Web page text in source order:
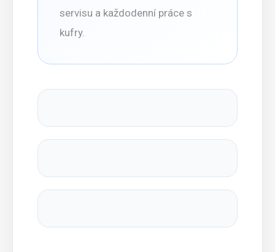
servisu a každodenní práce s
kufry.